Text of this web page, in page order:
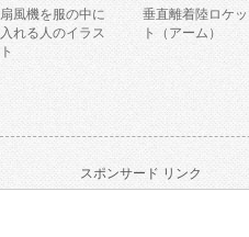
扇風機を服の中に
入れる人のイラス
ト
垂直離着陸ロケッ
ト（アーム）
スポンサード リンク